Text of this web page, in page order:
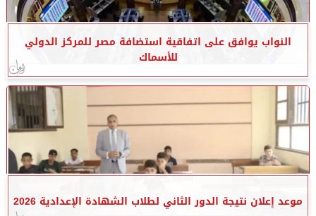
النواب يوافق على اتفاقية استضافة مصر للمركز الدولي
للأسماك
موعد إعلان نتيجة الدور الثاني لطلاب الشهادة الإعدادية 2026